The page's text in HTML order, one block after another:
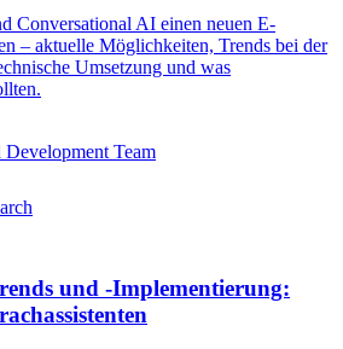
Conversational AI einen neuen E-
– aktuelle Möglichkeiten, Trends bei der
Umsetzung und was
Team
und -Implementierung: